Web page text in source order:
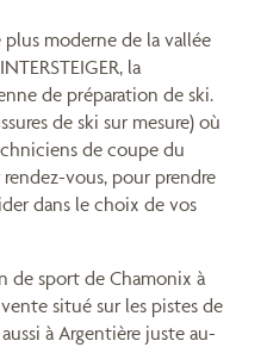
plus moderne de la vallée
la
de préparation de ski.
de ski sur mesure) où
de coupe du
vous, pour prendre
dans le choix de vos
de sport de Chamonix à
situé sur les pistes de
à Argentière juste au-